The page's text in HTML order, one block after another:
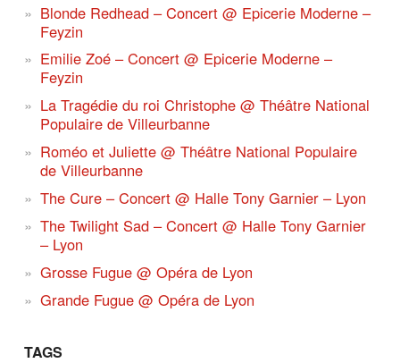
Blonde Redhead – Concert @ Epicerie Moderne –
Feyzin
Emilie Zoé – Concert @ Epicerie Moderne –
Feyzin
La Tragédie du roi Christophe @ Théâtre National
Populaire de Villeurbanne
Roméo et Juliette @ Théâtre National Populaire
de Villeurbanne
The Cure – Concert @ Halle Tony Garnier – Lyon
The Twilight Sad – Concert @ Halle Tony Garnier
– Lyon
Grosse Fugue @ Opéra de Lyon
Grande Fugue @ Opéra de Lyon
TAGS